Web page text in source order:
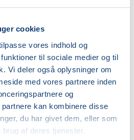
cookies
vores indhold og
til sociale medier og til
Vi deler også oplysninger om
med vores partnere inden
og
kan kombinere disse
du har givet dem, eller som
af deres tjenester.
- 10.30